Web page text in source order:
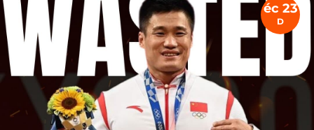
éc 23
D